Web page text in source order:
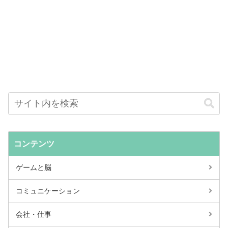
コンテンツ
ゲームと脳
コミュニケーション
会社・仕事